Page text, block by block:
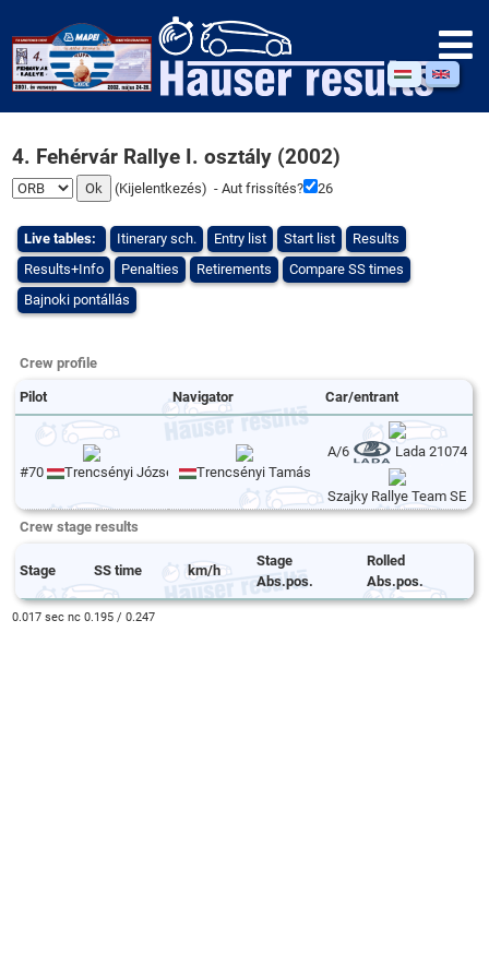
4. Fehérvár Rallye I. osztály (2002)
(Kijelentkezés) - Aut frissítés? 26
Live tables: Itinerary sch. Entry list Start list
Results
Results+Info
Penalties Retirements
Compare SS times
Bajnoki pontállás
Crew profile
Pilot Navigator Car/entrant
#70 Trencsényi József Trencsényi Tamás
A/6 Lada 21074
Szajky Rallye Team SE
Crew stage results
Stage SS time km/h
Stage
Abs.pos.
Rolled
Abs.pos.
0.017 sec nc 0.195 / 0.247